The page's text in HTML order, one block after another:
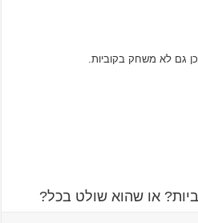
גם לא משחק בקוביות.
או שהוא שולט בכל?